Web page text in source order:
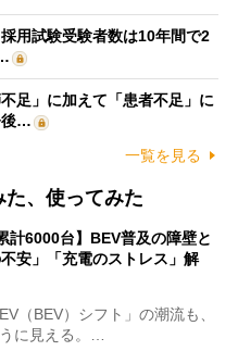
用試験受験者数は10年間で2
足」に加えて「患者不足」に
後…
一覧を見る
、使ってみた
計6000台】BEV普及の障壁と
安」「充電のストレス」解
（BEV）シフト」の潮流も、
に見える。…